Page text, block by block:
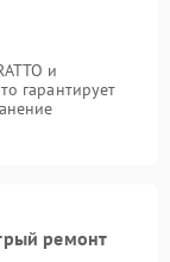
и
гарантирует
ремонт